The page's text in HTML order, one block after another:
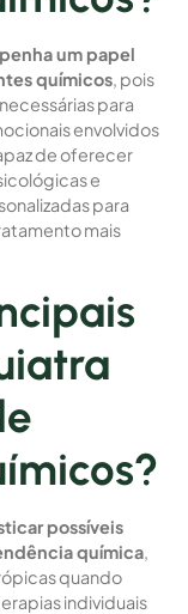
um papel
químicos , pois
para
envolvidos
de oferecer
e
para
mais
possíveis
química,
quando
individuais